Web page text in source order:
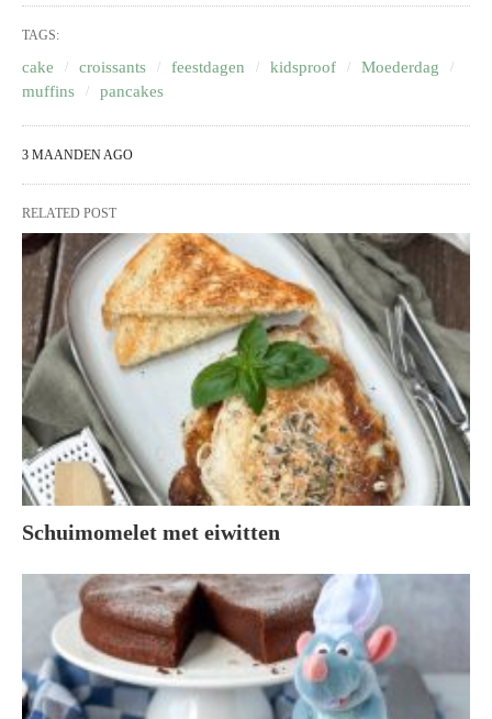
TAGS:
cake croissants feestdagen kidsproof
Moederdag
muffins
pancakes
3 MAANDEN AGO
RELATED POST
Schuimomelet met eiwitten